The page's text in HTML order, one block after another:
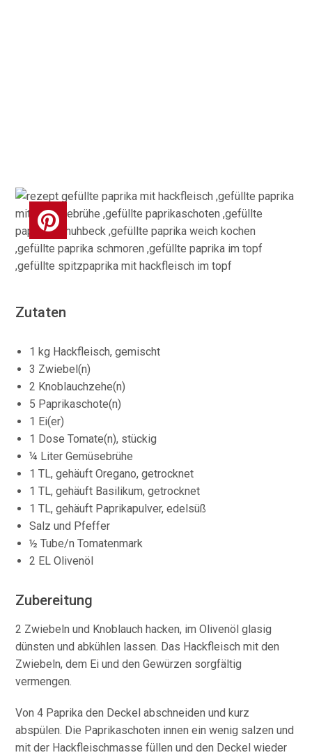
Zutaten
1 kg Hackfleisch, gemischt
3 Zwiebel(n)
2 Knoblauchzehe(n)
5 Paprikaschote(n)
1 Ei(er)
1 Dose Tomate(n), stückig
¼ Liter Gemüsebrühe
1 TL, gehäuft Oregano, getrocknet
1 TL, gehäuft Basilikum, getrocknet
1 TL, gehäuft Paprikapulver, edelsüß
Salz und Pfeffer
½ Tube/n Tomatenmark
2 EL Olivenöl
Zubereitung
2 Zwiebeln und Knoblauch hacken, im Olivenöl glasig
dünsten und abkühlen lassen. Das Hackfleisch mit den
Zwiebeln, dem Ei und den Gewürzen sorgfältig
vermengen.
Von 4 Paprika den Deckel abschneiden und kurz
abspülen. Die Paprikaschoten innen ein wenig salzen und
mit der Hackfleischmasse füllen und den Deckel wieder